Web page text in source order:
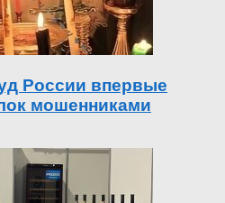
России впервые
мошенниками